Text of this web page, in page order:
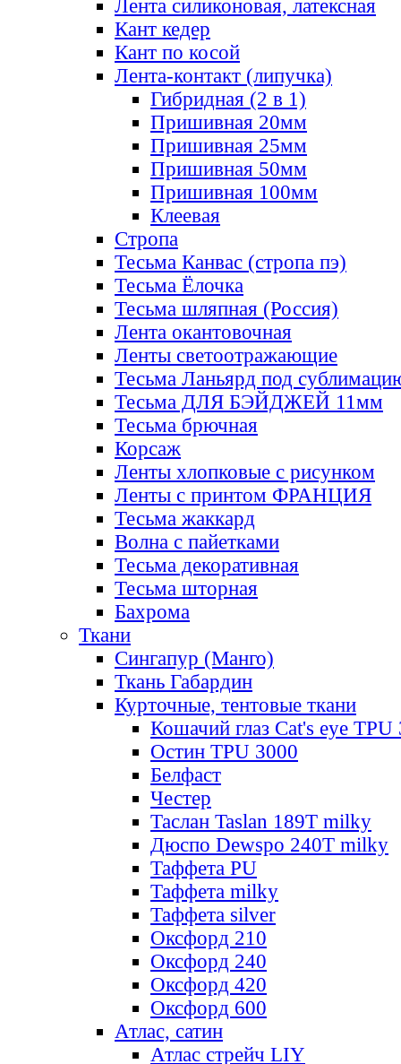
Лента силиконовая, латексная
Кант кедер
Кант по косой
Лента-контакт (липучка)
Гибридная (2 в 1)
Пришивная 20мм
Пришивная 25мм
Пришивная 50мм
Пришивная 100мм
Клеевая
Стропа
Тесьма Канвас (стропа пэ)
Тесьма Ёлочка
Тесьма шляпная (Россия)
Лента окантовочная
Ленты светоотражающие
Тесьма Ланьярд под
Тесьма ДЛЯ БЭЙДЖЕЙ 11мм
Тесьма брючная
Корсаж
Ленты хлопковые с рисунком
Ленты с принтом ФРАНЦИЯ
Тесьма жаккард
Волна с пайетками
Тесьма декоративная
Тесьма шторная
Бахрома
Ткани
Сингапур (Манго)
Ткань Габардин
Курточные, тентовые ткани
Кошачий глаз Cat's eye TPU
Остин TPU 3000
Белфаст
Честер
Таслан Taslan 189T milky
Дюспо Dewspo 240T milky
Таффета PU
Таффета milky
Таффета silver
Оксфорд 210
Оксфорд 240
Оксфорд 420
Оксфорд 600
Атлас, сатин
Атлас стрейч LIY